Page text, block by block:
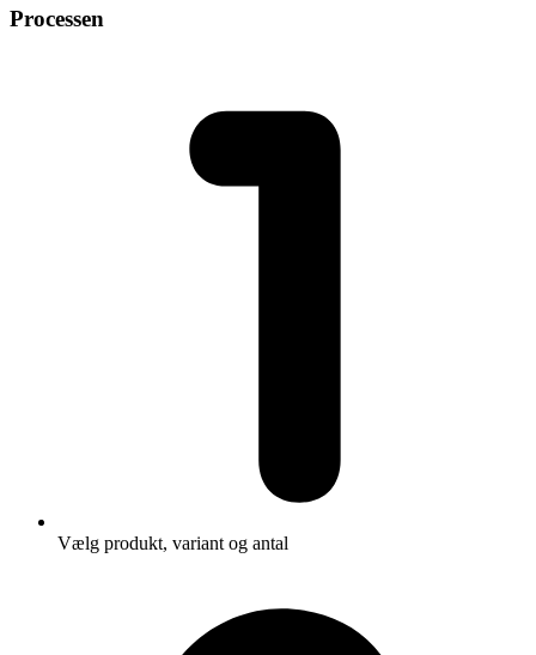
Processen
Vælg produkt, variant og antal